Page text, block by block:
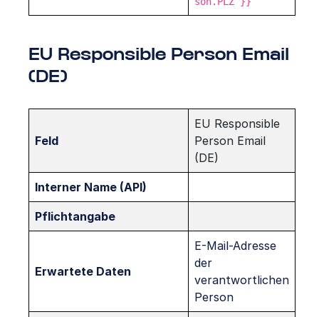
EU Responsible Person Email
(DE)
Feld
EU Responsible
Person Email
(DE)
Interner Name (API)
Pflichtangabe
Erwartete Daten
E-Mail-Adresse
der
verantwortlichen
Person